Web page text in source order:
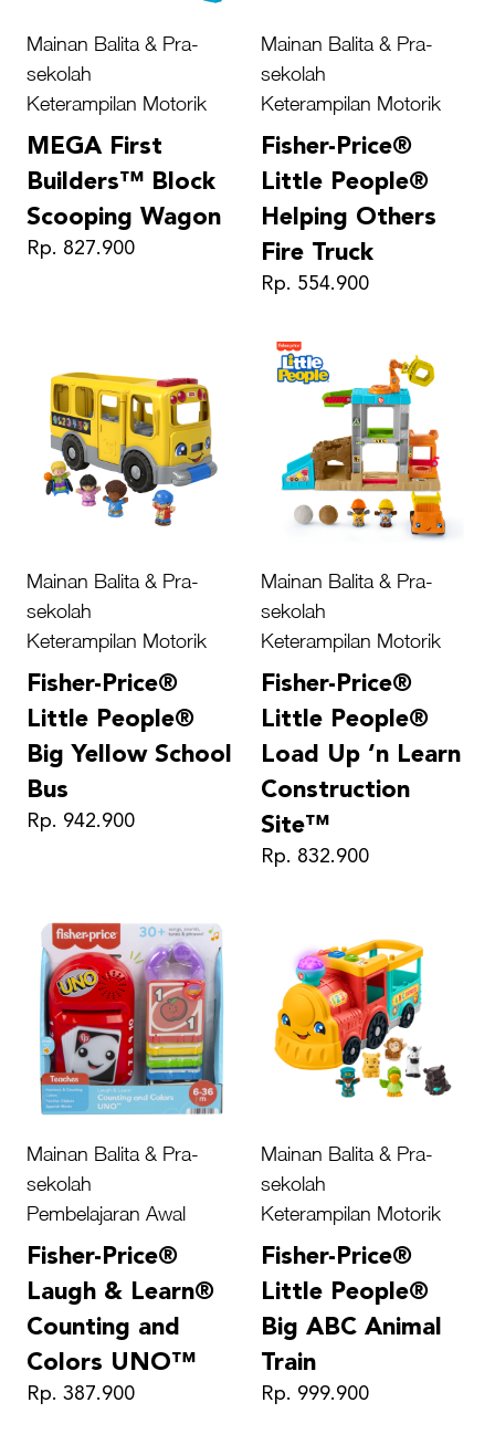
Mainan Balita & Pra-
sekolah
Keterampilan Motorik
MEGA First
Builders™ Block
Scooping Wagon
Rp. 827.900
Mainan Balita & Pra-
sekolah
Keterampilan Motorik
Fisher-Price®
Little People®
Helping Others
Fire Truck
Rp. 554.900
Mainan Balita & Pra-
sekolah
Keterampilan Motorik
Fisher-Price®
Little People®
Big Yellow School
Bus
Rp. 942.900
Mainan Balita & Pra-
sekolah
Keterampilan Motorik
Fisher-Price®
Little People®
Load Up ‘n Learn
Construction
Site™
Rp. 832.900
Mainan Balita & Pra-
sekolah
Pembelajaran Awal
Fisher-Price®
Laugh & Learn®
Counting and
Colors UNO™
Rp. 387.900
Mainan Balita & Pra-
sekolah
Keterampilan Motorik
Fisher-Price®
Little People®
Big ABC Animal
Train
Rp. 999.900